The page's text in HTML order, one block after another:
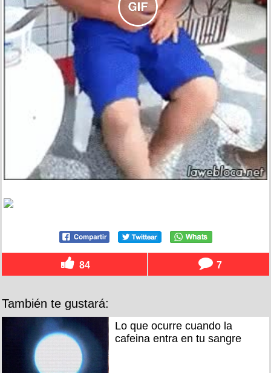
84 7
También te gustará:
Lo que ocurre cuando la
cafeina entra en tu sangre